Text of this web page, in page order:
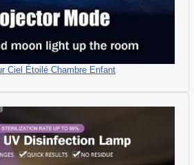
Ciel Étoilé Chambre Enfant